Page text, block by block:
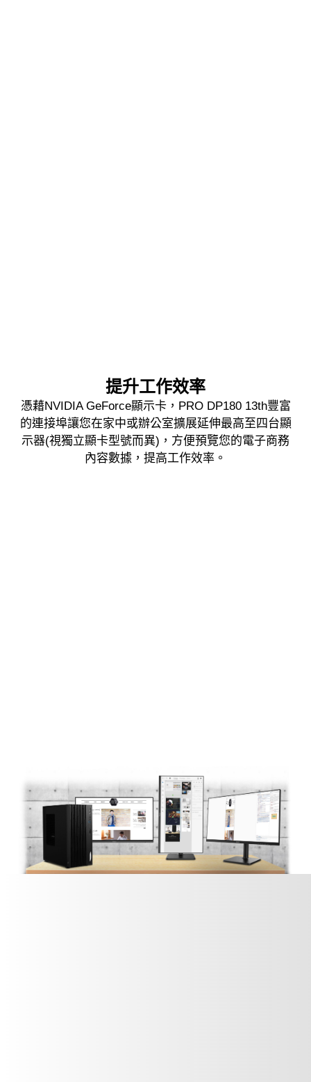
提升工作效率
憑藉NVIDIA GeForce顯示卡，PRO DP180 13th豐富
的連接埠讓您在家中或辦公室擴展延伸最高至四台顯
示器(視獨立顯卡型號而異)，方便預覽您的電子商務
內容數據，提高工作效率。